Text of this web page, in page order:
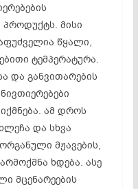
მისი
წყალი,
ტემპერატურა.
და განვითარების
ამ დროს
და სხვა
მჟავების,
ხდება. ასე
მცენარეების